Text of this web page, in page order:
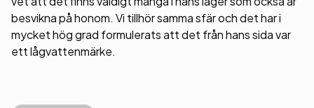
besvikna på honom. Vi tillhör samma sfär och det har i
mycket hög grad formulerats att det från hans sida var
ett lågvattenmärke.